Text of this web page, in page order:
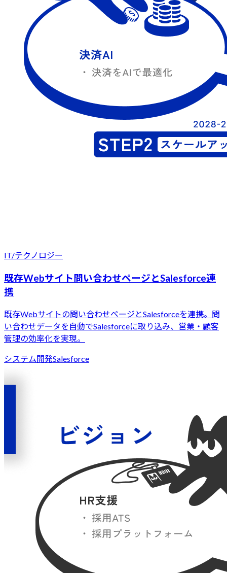
IT/テクノロジー
既存Webサイト問い合わせページとSalesforce連
携
既存Webサイトの問い合わせページとSalesforceを連携。問
い合わせデータを自動でSalesforceに取り込み、営業・顧客
管理の効率化を実現。
システム開発Salesforce